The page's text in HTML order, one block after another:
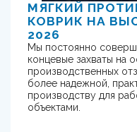
МЯГКИЙ
КОВРИК НА
2026
Мы постоянно
концевые захваты на
производственных
более надежной,
производству для
объектами.